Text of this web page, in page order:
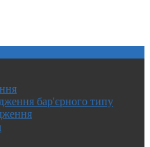
бар'єрного типу